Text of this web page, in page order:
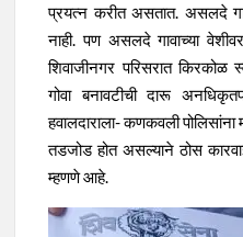
प्रयत्न करीत असतात. असलदे
नाही. पण असलदे गावाच्या
शिवाजीनगर परिसरात
गोवा बनावटीची दारू
हवालदाराला- कणकवली पोलिसांना
तडजोड होत असल्याने ठोस
म्हणणे आहे.